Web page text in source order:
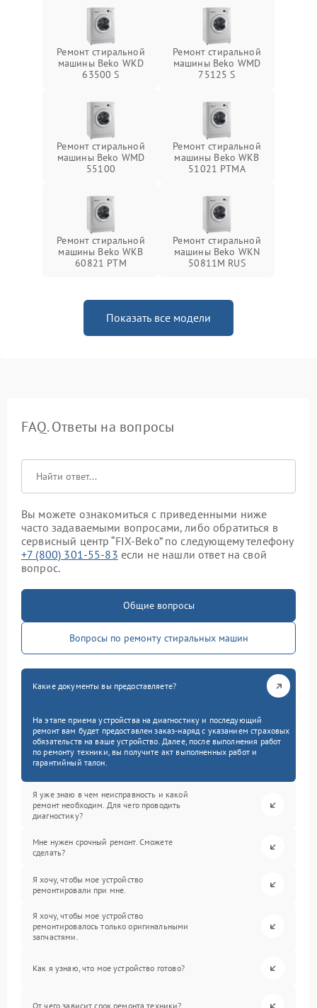
Ремонт стиральной
машины Beko WKD
63500 S
Ремонт стиральной
машины Beko WMD
75125 S
Ремонт стиральной
машины Beko WMD
55100
Ремонт стиральной
машины Beko WKB
51021 PTМА
Ремонт стиральной
машины Beko WKB
60821 PTМ
Ремонт стиральной
машины Beko WKN
50811M RUS
Показать все модели
FAQ. Ответы на вопросы
Вы можете ознакомиться с приведенными ниже
часто задаваемыми вопросами, либо обратиться в
сервисный центр “FIX-Beko” по следующему телефону
+7 (800) 301-55-83 если не нашли ответ на свой
вопрос.
Общие вопросы
Вопросы по ремонту стиральных машин
Какие документы вы предоставляете?
На этапе приема устройства на диагностику и последующий
ремонт вам будет предоставлен заказ-наряд с указанием страховых
обязательств на ваше устройство. Далее, после выполнения работ
по ремонту техники, вы получите акт выполненных работ и
гарантийный талон.
Я уже знаю в чем неисправность и какой
ремонт необходим. Для чего проводить
диагностику?
Мне нужен срочный ремонт. Сможете
сделать?
Я хочу, чтобы мое устройство
ремонтировали при мне.
Я хочу, чтобы мое устройство
ремонтировалось только оригинальными
запчастями.
Как я узнаю, что мое устройство готово?
От чего зависит срок ремонта техники?